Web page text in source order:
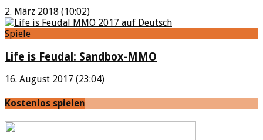
2. März 2018 (10:02)
Spiele
Life is Feudal: Sandbox-MMO
16. August 2017 (23:04)
Kostenlos spielen